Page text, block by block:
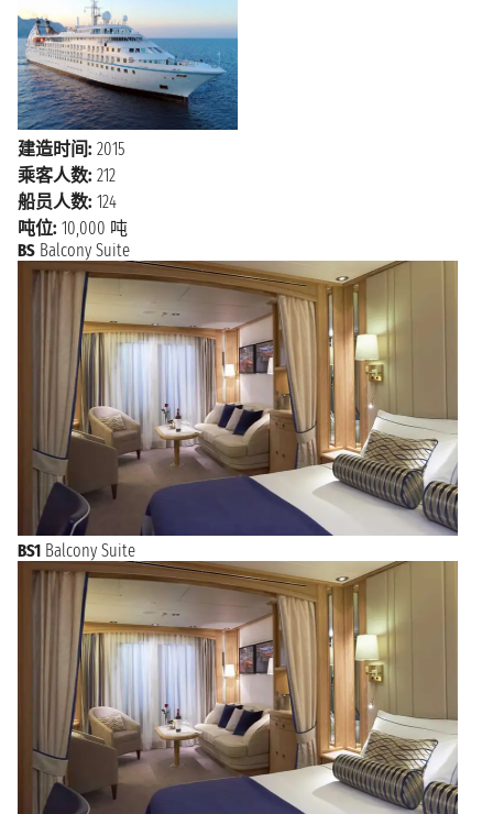
2028年1月3日星期一
上午7:00 下午11:59
建造时间: 2015
乘客人数: 212
船员人数: 124
吨位: 10,000 吨
BS Balcony Suite
BS1 Balcony Suite